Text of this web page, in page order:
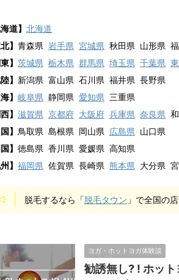
道】 北海道
】 青森県 岩手県 宮城県 秋田県 山形県
東】 茨城県 栃木県 群馬県 埼玉県 千葉県
陸】 新潟県 富山県 石川県 福井県 長野県
】 岐阜県 静岡県 愛知県 三重県
】 滋賀県 京都府 大阪府 兵庫県 奈良県
】 鳥取県 島根県 岡山県 広島県 山口県
】 徳島県 香川県 愛媛県 高知県
】 福岡県 佐賀県 長崎県 熊本県 大分県
脱毛するなら「脱毛タウン 」で全国の
ヨガ・ホットヨガ体験談
勧誘無し? ! ホッ